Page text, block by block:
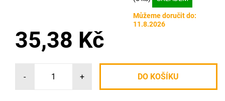
Můžeme doručit do:
11.8.2026
35,38 Kč
- +